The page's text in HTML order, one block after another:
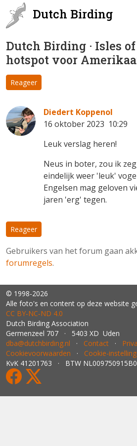
Dutch Birding
Dutch Birding · Isles
hotspot voor
Reageer
Diedert Koppenol
16 oktober 2023 10:29
Leuk verslag heren!
Neus in boter, zou ik
eindelijk weer 'leuk'
Engelsen mag geloven
jaren 'erg' tegen.
Reageer
Gebruikers van het forum gaan
forumregels.
© 1998-2026
Alle foto's en content op deze website
CC BY‑NC‑ND 4.0
Dutch Birding Association
Germenzeel 707 · 5403 XD Uden
dba@dutchbirding.nl · Contact ·
Cookievoorwaarden · Cookie-
KvK 41201763 · BTW